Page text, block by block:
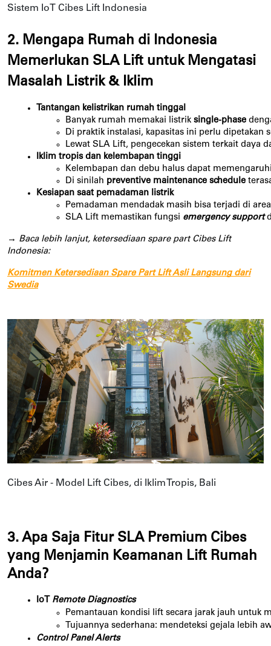
Sistem IoT Cibes Lift Indonesia
2. Mengapa Rumah di Indonesia
Memerlukan SLA Lift untuk Mengatasi
Masalah Listrik & Iklim
Tantangan kelistrikan rumah tinggal
Banyak rumah memakai listrik single-phase
Di praktik instalasi, kapasitas ini perlu dipetakan
Lewat SLA Lift, pengecekan sistem terkait daya
Iklim tropis dan kelembapan tinggi
Kelembapan dan debu halus dapat
Di sinilah preventive maintenance schedule
Kesiapan saat pemadaman listrik
Pemadaman mendadak masih bisa terjadi di
SLA Lift memastikan fungsi emergency support
→ Baca lebih lanjut, ketersediaan spare part Cibes Lift
Indonesia:
Komitmen Ketersediaan Spare Part Lift Asli Langsung dari
Swedia
Cibes Air - Model Lift Cibes, di Iklim Tropis, Bali
3. Apa Saja Fitur SLA Premium Cibes
yang Menjamin Keamanan Lift Rumah
Anda?
IoT Remote Diagnostics
Pemantauan kondisi lift secara jarak jauh untuk
Tujuannya sederhana: mendeteksi gejala lebih
Control Panel Alerts